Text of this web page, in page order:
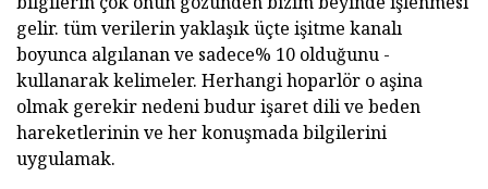
gelir. tüm verilerin yaklaşık üçte işitme kanalı
boyunca algılanan ve sadece% 10 olduğunu -
kullanarak kelimeler. Herhangi hoparlör o aşina
olmak gerekir nedeni budur işaret dili ve beden
hareketlerinin ve her konuşmada bilgilerini
uygulamak.